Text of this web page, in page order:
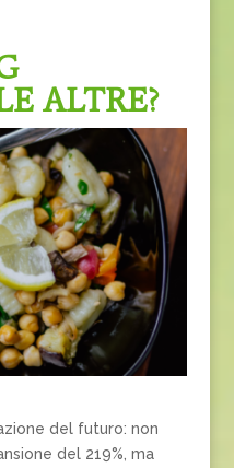
ALTRE?
del futuro: non
del 219%, ma